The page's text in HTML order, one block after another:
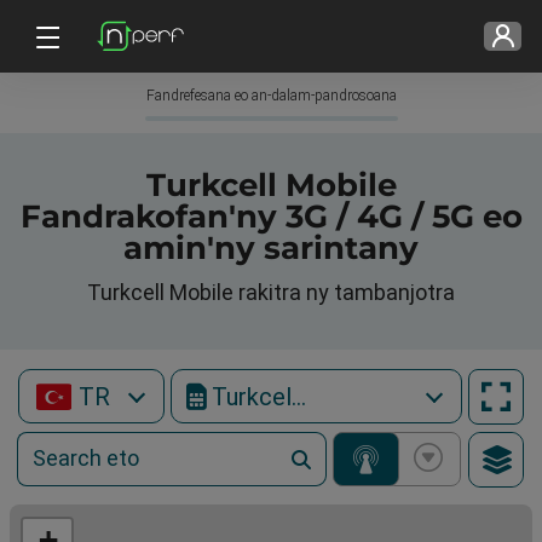
Fandrefesana eo an-dalam-pandrosoana
Turkcell Mobile
Fandrakofan'ny 3G / 4G / 5G eo
amin'ny sarintany
Turkcell Mobile rakitra ny tambanjotra
TR Turkcell Mobile